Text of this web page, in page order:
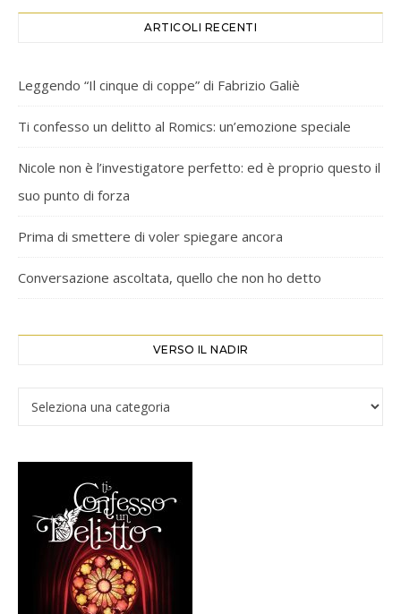
ARTICOLI RECENTI
Leggendo “Il cinque di coppe” di Fabrizio Galiè
Ti confesso un delitto al Romics: un’emozione speciale
Nicole non è l’investigatore perfetto: ed è proprio questo il
suo punto di forza
Prima di smettere di voler spiegare ancora
Conversazione ascoltata, quello che non ho detto
VERSO IL NADIR
Verso il Nadir